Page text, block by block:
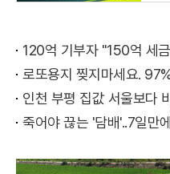
120억 기부자 "150억 세
로또용지 찢지마세요. 97%이상이
인천 부평 집값 서울보다
죽어야 끊는 '담배'..7일만